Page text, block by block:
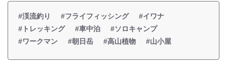
#渓流釣り #フライフィッシング
#イワナ
#トレッキング
#車中泊
#ソロキャンプ
#ワークマン
#朝日岳 #高山植物 #山小屋